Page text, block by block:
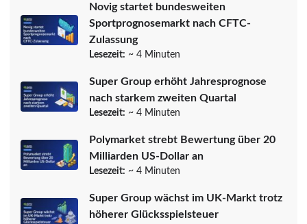
Novig startet bundesweiten
Sportprognosemarkt nach CFTC-
Zulassung
Lesezeit: ~ 4 Minuten
Super Group erhöht Jahresprognose
nach starkem zweiten Quartal
Lesezeit: ~ 4 Minuten
Polymarket strebt Bewertung über 20
Milliarden US-Dollar an
Lesezeit: ~ 4 Minuten
Super Group wächst im UK-Markt trotz
höherer Glücksspielsteuer